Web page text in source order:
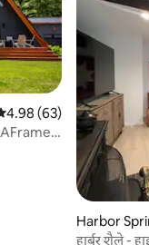
रेटिंग 5 में से 4.98, 63
4.98 (63)
Harbor
हार्बर शैले -